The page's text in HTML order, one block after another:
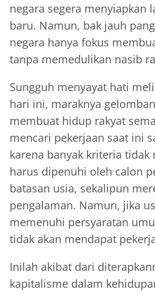
negara segera menyiapkan
baru. Namun, bak jauh
negara hanya fokus
tanpa memedulikan nasib
Sungguh menyayat hati
hari ini, maraknya
membuat hidup rakyat
mencari pekerjaan saat ini
karena banyak kriteria tidak
harus dipenuhi oleh calon
batasan usia, sekalipun
pengalaman. Namun, jika
memenuhi persyaratan
tidak akan mendapat
Inilah akibat dari
kapitalisme dalam